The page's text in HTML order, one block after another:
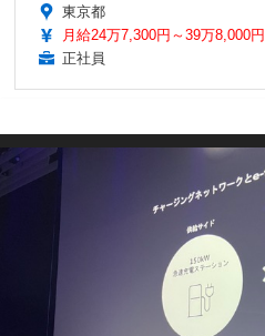
東京都
月給24万7,300円～39万8,000円
正社員